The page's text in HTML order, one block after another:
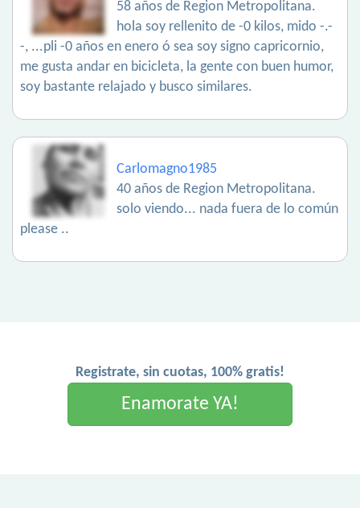
58 años de Region Metropolitana.
hola soy rellenito de -0 kilos, mido -.-
-, ...pli -0 años en enero ó sea soy signo capricornio,
me gusta andar en bicicleta, la gente con buen humor,
soy bastante relajado y busco similares.
Carlomagno1985
40 años de Region Metropolitana.
solo viendo... nada fuera de lo común
please ..
Registrate, sin cuotas, 100% gratis!
Enamorate YA!